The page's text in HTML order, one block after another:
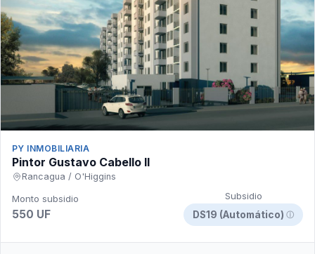
PY INMOBILIARIA
Pintor Gustavo Cabello II
Rancagua / O'Higgins
Monto subsidio
550 UF
Subsidio
DS19 (Automático) ⓘ